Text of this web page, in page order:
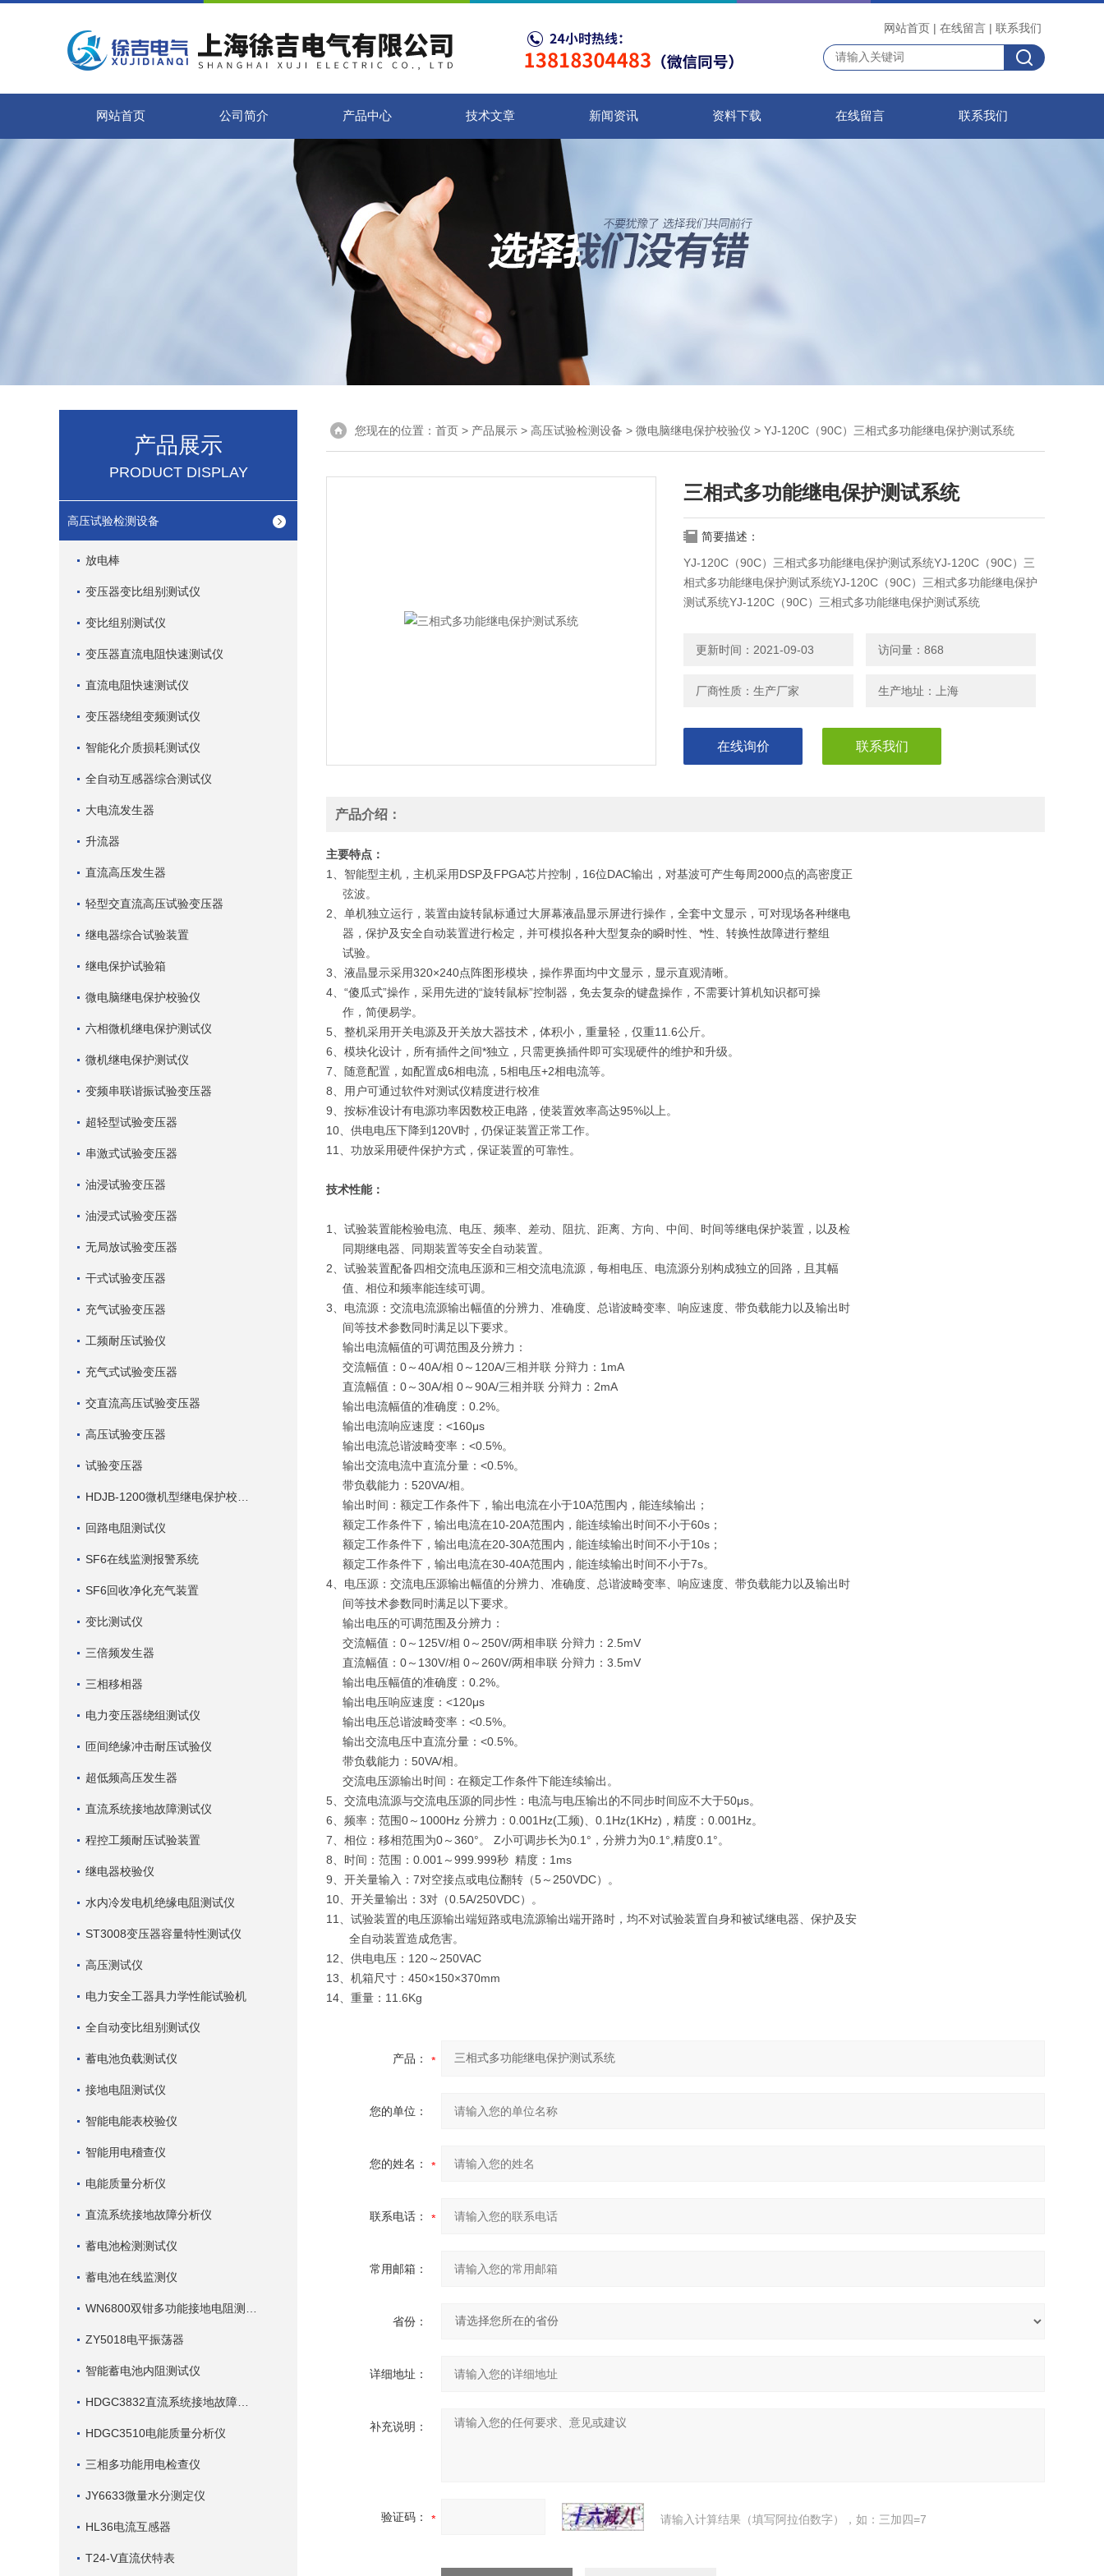
网站首页 | 在线留言 | 联系我们
网站首页 公司简介 产品中心 技术文章 新闻资讯 资料下载 在线留言 联系我们
产品展示
PRODUCT DISPLAY
高压试验检测设备
放电棒
变压器变比组别测试仪
变比组别测试仪
变压器直流电阻快速测试仪
直流电阻快速测试仪
变压器绕组变频测试仪
智能化介质损耗测试仪
全自动互感器综合测试仪
大电流发生器
升流器
直流高压发生器
轻型交直流高压试验变压器
继电器综合试验装置
继电保护试验箱
微电脑继电保护校验仪
六相微机继电保护测试仪
微机继电保护测试仪
变频串联谐振试验变压器
超轻型试验变压器
串激式试验变压器
油浸试验变压器
油浸式试验变压器
无局放试验变压器
干式试验变压器
充气试验变压器
工频耐压试验仪
充气式试验变压器
交直流高压试验变压器
高压试验变压器
试验变压器
回路电阻测试仪
SF6在线监测报警系统
SF6回收净化充气装置
变比测试仪
三倍频发生器
三相移相器
电力变压器绕组测试仪
匝间绝缘冲击耐压试验仪
超低频高压发生器
直流系统接地故障测试仪
程控工频耐压试验装置
继电器校验仪
水内冷发电机绝缘电阻测试仪
ST3008变压器容量特性测试仪
高压测试仪
电力安全工器具力学性能试验机
全自动变比组别测试仪
蓄电池负载测试仪
接地电阻测试仪
智能电能表校验仪
智能用电稽查仪
电能质量分析仪
直流系统接地故障分析仪
蓄电池检测测试仪
蓄电池在线监测仪
ZY5018电平振荡器
智能蓄电池内阻测试仪
HDGC3510电能质量分析仪
三相多功能用电检查仪
JY6633微量水分测定仪
HL36电流互感器
T24-V直流伏特表
您现在的位置： 首页 > 产品展示 > 高压试验检测设备 > 微电脑继电保护校验仪 > YJ-120C（90C）三相式多功能继电保护测试系统
三相式多功能继电保护测试系统
简要描述：
YJ-120C（90C）三相式多功能继电保护测试系统YJ-120C（90C）三
相式多功能继电保护测试系统YJ-120C（90C）三相式多功能继电保护
测试系统YJ-120C（90C）三相式多功能继电保护测试系统
更新时间：2021-09-03 访问量：868
厂商性质：生产厂家 生产地址：上海
在线询价 联系我们
产品介绍：
主要特点：
1、智能型主机，主机采用DSP及FPGA芯片控制，16位DAC输出，对基波可产生每周2000点的高密度正
弦波。
2、单机独立运行，装置由旋转鼠标通过大屏幕液晶显示屏进行操作，全套中文显示，可对现场各种继电
器，保护及安全自动装置进行检定，并可模拟各种大型复杂的瞬时性、*性、转换性故障进行整组
试验。
3、液晶显示采用320×240点阵图形模块，操作界面均中文显示，显示直观清晰。
4、“傻瓜式”操作，采用先进的“旋转鼠标”控制器，免去复杂的键盘操作，不需要计算机知识都可操
作，简便易学。
5、整机采用开关电源及开关放大器技术，体积小，重量轻，仅重11.6公斤。
6、模块化设计，所有插件之间*独立，只需更换插件即可实现硬件的维护和升级。
7、随意配置，如配置成6相电流，5相电压+2相电流等。
8、用户可通过软件对测试仪精度进行校准
9、按标准设计有电源功率因数校正电路，使装置效率高达95%以上。
10、供电电压下降到120V时，仍保证装置正常工作。
11、功放采用硬件保护方式，保证装置的可靠性。
技术性能：
1、试验装置能检验电流、电压、频率、差动、阻抗、距离、方向、中间、时间等继电保护装置，以及检
同期继电器、同期装置等安全自动装置。
2、试验装置配备四相交流电压源和三相交流电流源，每相电压、电流源分别构成独立的回路，且其幅
值、相位和频率能连续可调。
3、电流源：交流电流源输出幅值的分辨力、准确度、总谐波畸变率、响应速度、带负载能力以及输出时
间等技术参数同时满足以下要求。
输出电流幅值的可调范围及分辨力：
交流幅值：0～40A/相 0～120A/三相并联 分辩力：1mA
直流幅值：0～30A/相 0～90A/三相并联 分辩力：2mA
输出电流幅值的准确度：0.2%。
输出电流响应速度：<160μs
输出电流总谐波畸变率：<0.5%。
输出交流电流中直流分量：<0.5%。
带负载能力：520VA/相。
输出时间：额定工作条件下，输出电流在小于10A范围内，能连续输出；
额定工作条件下，输出电流在10-20A范围内，能连续输出时间不小于60s；
额定工作条件下，输出电流在20-30A范围内，能连续输出时间不小于10s；
额定工作条件下，输出电流在30-40A范围内，能连续输出时间不小于7s。
4、电压源：交流电压源输出幅值的分辨力、准确度、总谐波畸变率、响应速度、带负载能力以及输出时
间等技术参数同时满足以下要求。
输出电压的可调范围及分辨力：
交流幅值：0～125V/相 0～250V/两相串联 分辩力：2.5mV
直流幅值：0～130V/相 0～260V/两相串联 分辩力：3.5mV
输出电压幅值的准确度：0.2%。
输出电压响应速度：<120μs
输出电压总谐波畸变率：<0.5%。
输出交流电压中直流分量：<0.5%。
带负载能力：50VA/相。
交流电压源输出时间：在额定工作条件下能连续输出。
5、交流电流源与交流电压源的同步性：电流与电压输出的不同步时间应不大于50μs。
6、频率：范围0～1000Hz 分辨力：0.001Hz(工频)、0.1Hz(1KHz)，精度：0.001Hz。
7、相位：移相范围为0～360°。 Z小可调步长为0.1°，分辨力为0.1°,精度0.1°。
8、时间：范围：0.001～999.999秒 精度：1ms
9、开关量输入：7对空接点或电位翻转（5～250VDC）。
10、开关量输出：3对（0.5A/250VDC）。
11、试验装置的电压源输出端短路或电流源输出端开路时，均不对试验装置自身和被试继电器、保护及安
全自动装置造成危害。
12、供电电压：120～250VAC
13、机箱尺寸：450×150×370mm
14、重量：11.6Kg
产品：
您的单位：
您的姓名：
联系电话：
常用邮箱：
省份：
详细地址：
补充说明：
验证码： 请输入计算结果（填写阿拉伯数字），如：三加四=7